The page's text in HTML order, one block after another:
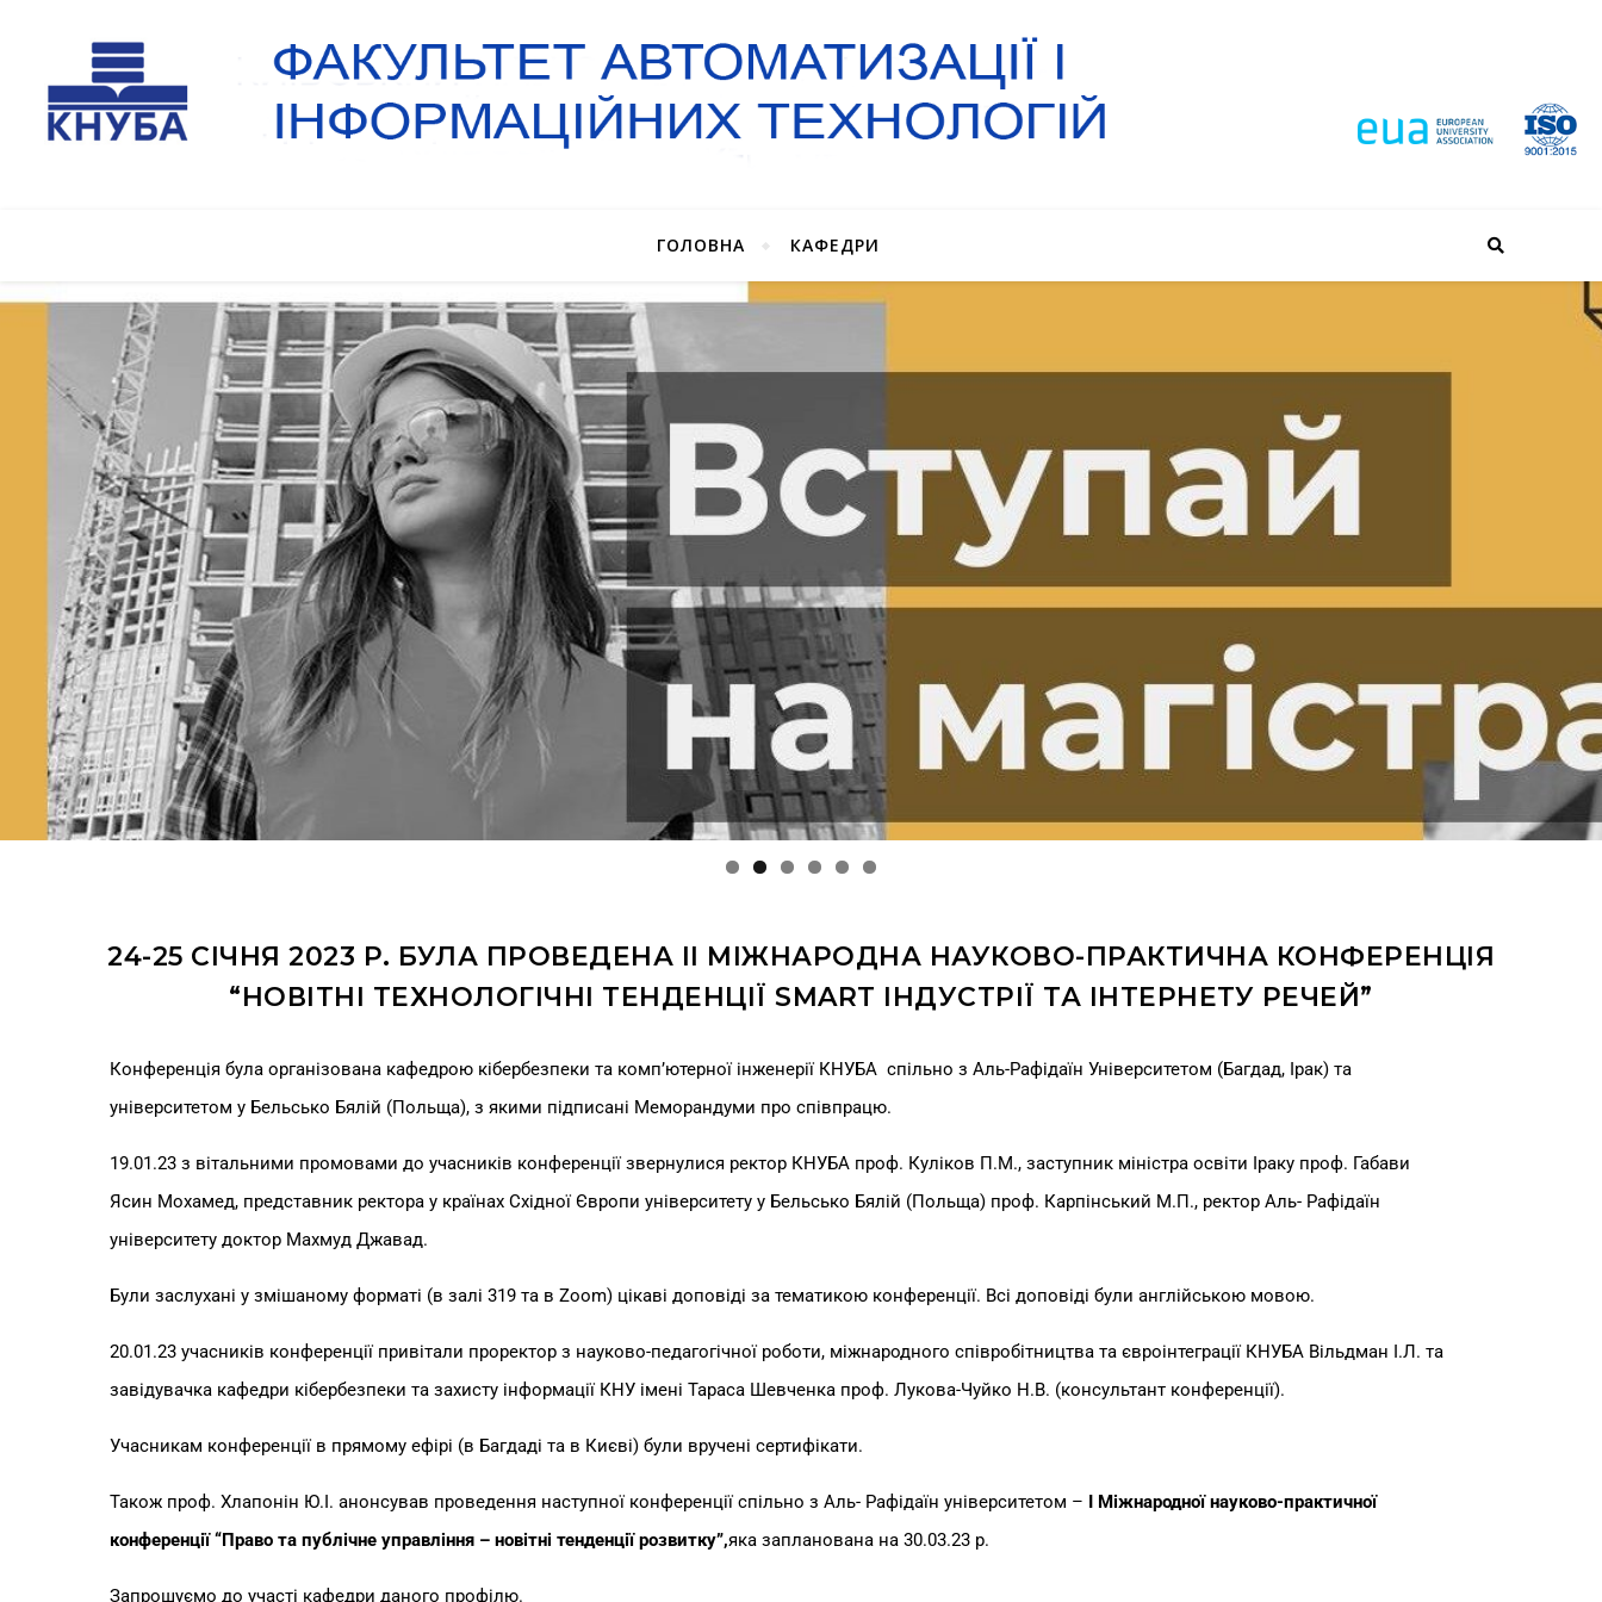
ГОЛОВНА КАФЕДРИ
24-25 СІЧНЯ 2023 Р. БУЛА ПРОВЕДЕНА II МІЖНАРОДНА НАУКОВО-ПРАКТИЧНА КОНФЕРЕНЦІЯ
“НОВІТНІ ТЕХНОЛОГІЧНІ ТЕНДЕНЦІЇ SMART ІНДУСТРІЇ ТА ІНТЕРНЕТУ РЕЧЕЙ”
Конференція була організована кафедрою кібербезпеки та комп’ютерної інженерії КНУБА спільно з Аль-Рафідаїн Університетом (Багдад, Ірак) та
університетом у Бельсько Бялій (Польща), з якими підписані Меморандуми про співпрацю.
19.01.23 з вітальними промовами до учасників конференції звернулися ректор КНУБА проф. Куліков П.М., заступник міністра освіти Іраку проф. Габави
Ясин Мохамед, представник ректора у країнах Східної Європи університету у Бельсько Бялій (Польща) проф. Карпінський М.П., ректор Аль- Рафідаїн
університету доктор Махмуд Джавад.
Були заслухані у змішаному форматі (в залі 319 та в Zoom) цікаві доповіді за тематикою конференції. Всі доповіді були англійською мовою.
20.01.23 учасників конференції привітали проректор з науково-педагогічної роботи, міжнародного співробітництва та євроінтеграції КНУБА Вільдман І.Л. та
завідувачка кафедри кібербезпеки та захисту інформації КНУ імені Тараса Шевченка проф. Лукова-Чуйко Н.В. (консультант конференції).
Учасникам конференції в прямому ефірі (в Багдаді та в Києві) були вручені сертифікати.
Також проф. Хлапонін Ю.І. анонсував проведення наступної конференції спільно з Аль- Рафідаїн університетом – I Міжнародної науково-практичної
конференції “Право та публічне управління – новітні тенденції розвитку”,яка запланована на 30.03.23 р.
Запрошуємо до участі кафедри даного профілю.